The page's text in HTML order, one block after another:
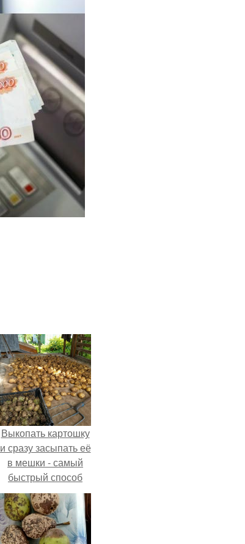
Выкопать картошку
и сразу засыпать её
в мешки - самый
быстрый способ
спрятать вместе с
урожаем гниль,
порезы и больные
клубни.